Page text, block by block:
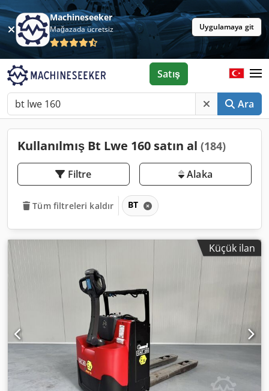
Machineseeker
Mağazada ücretsiz Uygulamaya git
Ara
Satış
Kullanılmış Bt Lwe 160 satın al (184)
Filtre Alaka
Tüm filtreleri kaldır BT
Küçük ilan